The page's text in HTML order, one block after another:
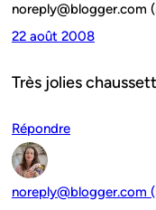
noreply@blogger.com
22 août 2008
Très jolies
Répondre
noreply@blogger.com